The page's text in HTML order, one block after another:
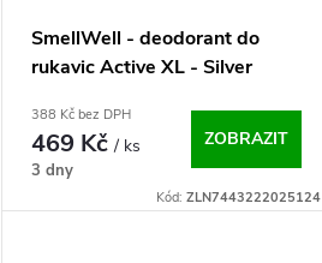
u
d
SmellWell - deodorant do
rukavic Active XL - Silver
Size
388 Kč bez DPH
469 Kč/ ks
3 dny
ZOBRAZIT
Kód:ZLN7443222025124